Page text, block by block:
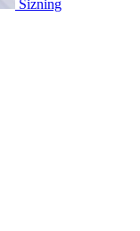
Sizning